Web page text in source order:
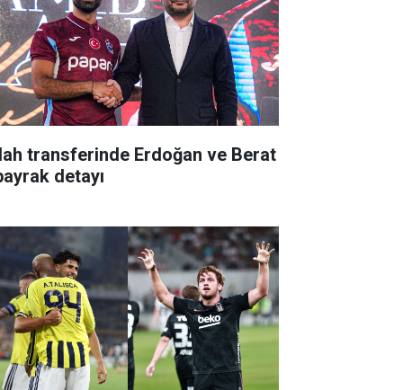
transferinde Erdoğan ve Berat
detayı